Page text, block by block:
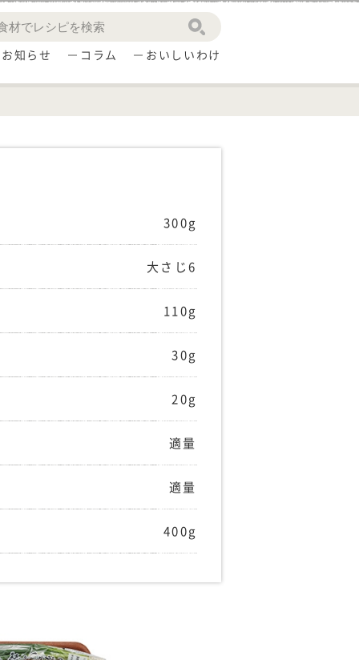
お知らせ コラム おいしいわけ
300g
大さじ6
110g
30g
20g
適量
適量
400g